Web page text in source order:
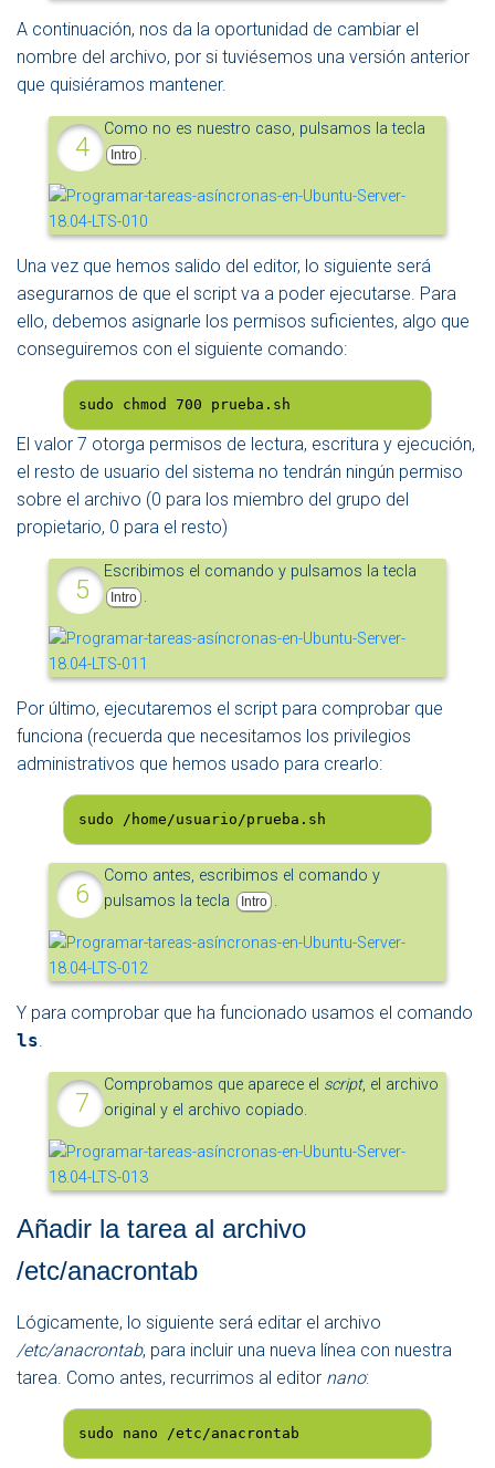
A continuación, nos da la oportunidad de cambiar el
nombre del archivo, por si tuviésemos una versión anterior
que quisiéramos mantener.
Como no es nuestro caso, pulsamos la tecla
Intro .
Una vez que hemos salido del editor, lo siguiente será
asegurarnos de que el script va a poder ejecutarse. Para
ello, debemos asignarle los permisos suficientes, algo que
conseguiremos con el siguiente comando:
sudo chmod 700 prueba.sh
El valor 7 otorga permisos de lectura, escritura y ejecución,
el resto de usuario del sistema no tendrán ningún permiso
sobre el archivo (0 para los miembro del grupo del
propietario, 0 para el resto)
Escribimos el comando y pulsamos la tecla
Intro .
Por último, ejecutaremos el script para comprobar que
funciona (recuerda que necesitamos los privilegios
administrativos que hemos usado para crearlo:
sudo /home/usuario/prueba.sh
Como antes, escribimos el comando y
pulsamos la tecla
Intro .
Y para comprobar que ha funcionado usamos el comando
ls
Comprobamos que aparece el script, el archivo
original y el archivo copiado.
Añadir la tarea al archivo
/etc/anacrontab
Lógicamente, lo siguiente será editar el archivo
/etc/anacrontab, para incluir una nueva línea con nuestra
tarea. Como antes, recurrimos al editor nano:
sudo nano /etc/anacrontab